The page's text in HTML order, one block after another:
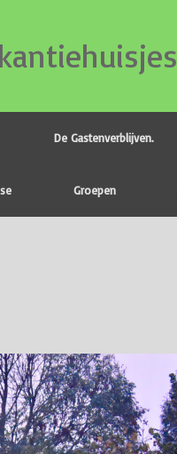
De Gastenverblijven.
Groepen